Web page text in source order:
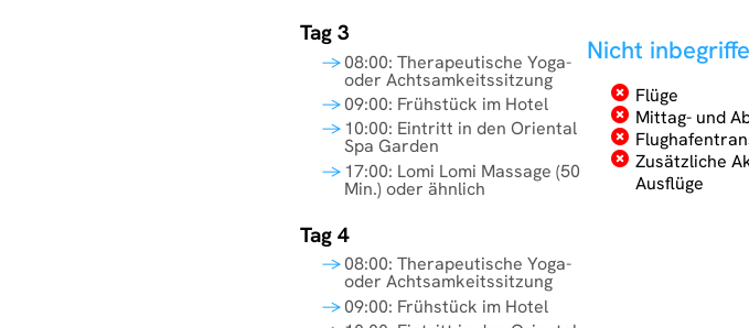
Tag 3
08:00: Therapeutische Yoga-
oder Achtsamkeitssitzung
09:00: Frühstück im Hotel
10:00: Eintritt in den Oriental
Spa Garden
17:00: Lomi Lomi Massage (50
Min.) oder ähnlich
Tag 4
08:00: Therapeutische Yoga-
oder Achtsamkeitssitzung
09:00: Frühstück im Hotel
Nicht
Flüge
Mittag- und
Zusätzliche
Ausflüge